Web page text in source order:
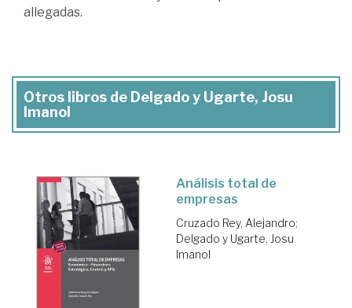
allegadas.
Otros libros de Delgado y Ugarte, Josu
Imanol
Análisis total de
empresas
Cruzado Rey, Alejandro;
Delgado y Ugarte, Josu
Imanol